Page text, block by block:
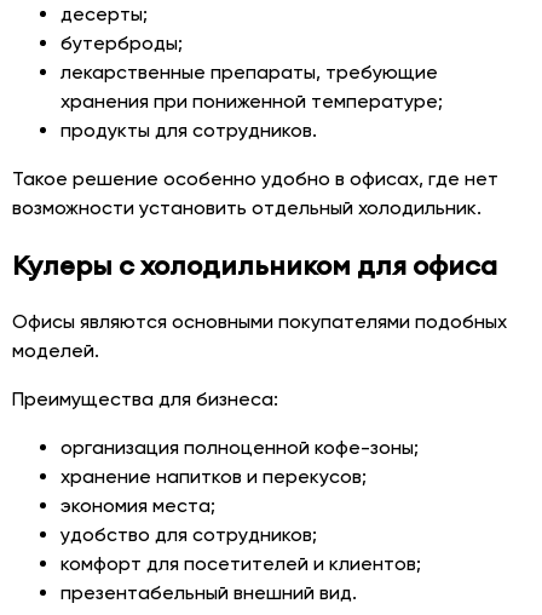
десерты;
бутерброды;
лекарственные препараты, требующие
хранения при пониженной температуре;
продукты для сотрудников.
Такое решение особенно удобно в офисах, где нет
возможности установить отдельный холодильник.
Кулеры с холодильником для офиса
Офисы являются основными покупателями подобных
моделей.
Преимущества для бизнеса:
организация полноценной кофе-зоны;
хранение напитков и перекусов;
экономия места;
удобство для сотрудников;
комфорт для посетителей и клиентов;
презентабельный внешний вид.